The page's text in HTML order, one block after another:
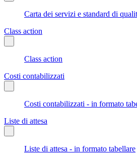
Carta dei servizi e standard di
Class action
Class action
Costi contabilizzati
Costi contabilizzati - in formato
Liste di attesa
Liste di attesa - in formato tabellare